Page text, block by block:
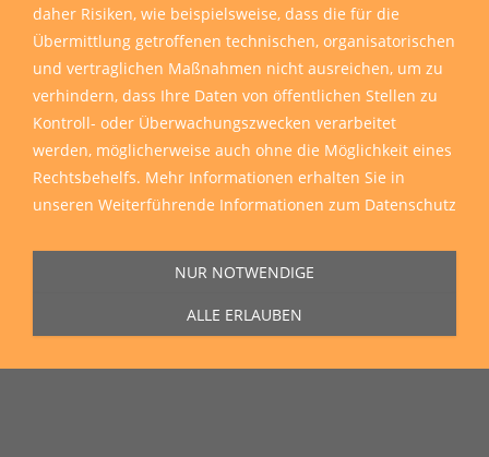
daher Risiken, wie beispielsweise, dass die für die
Übermittlung getroffenen technischen, organisatorischen
und vertraglichen Maßnahmen nicht ausreichen, um zu
verhindern, dass Ihre Daten von öffentlichen Stellen zu
Kontroll- oder Überwachungszwecken verarbeitet
werden, möglicherweise auch ohne die Möglichkeit eines
Rechtsbehelfs. Mehr Informationen erhalten Sie in
unseren Weiterführende Informationen zum Datenschutz
NUR NOTWENDIGE
ALLE ERLAUBEN